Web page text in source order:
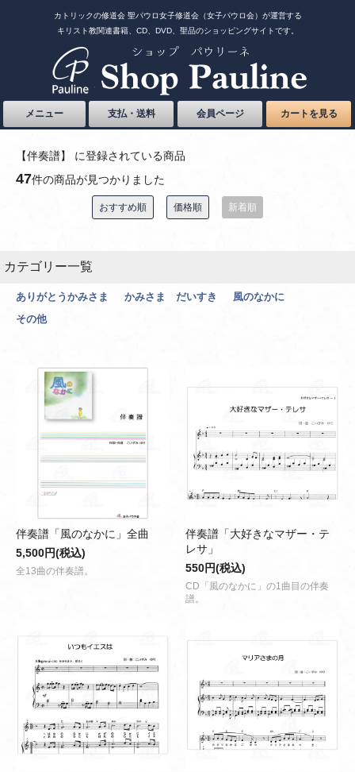
カトリックの修道会 聖パウロ女子修道会（女子パウロ会）が運営する
キリスト教関連書籍、CD、DVD、聖品のショッピングサイトです。
メニュー 支払・送料 会員ページ カートを見る
【伴奏譜】 に登録されている商品
47件の商品が見つかりました
おすすめ順 価格順 新着順
カテゴリー一覧
ありがとうかみさま かみさま だいすき
風のなかに
その他
伴奏譜「風のなかに」全曲
5,500円(税込)
全13曲の伴奏譜。
伴奏譜「大好きなマザー・テ
レサ」
550円(税込)
CD「風のなかに」の1曲目の伴奏
譜。